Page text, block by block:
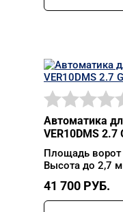
Автоматика
VER10DMS
Площадь
Высота до 2,7 м
41 700 РУБ.